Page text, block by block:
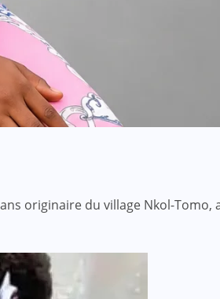
originaire du village Nkol-